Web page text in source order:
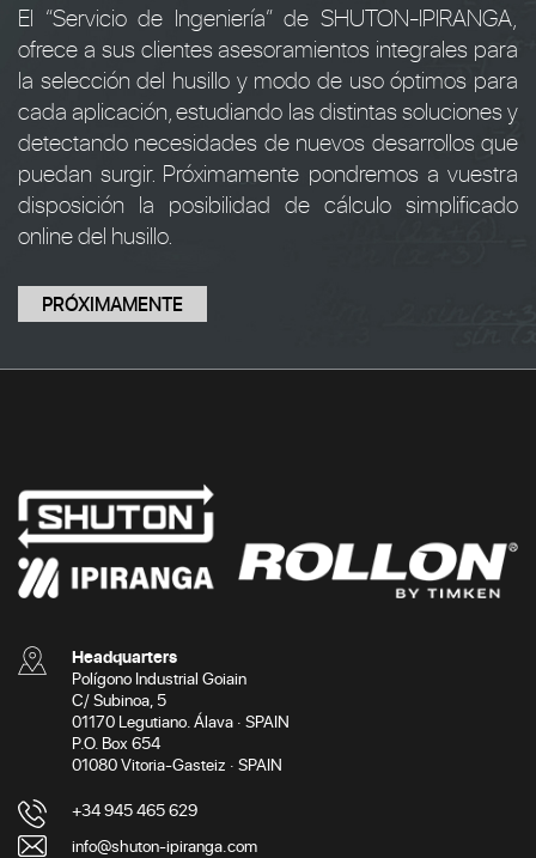
El “Servicio de Ingeniería” de SHUTON-IPIRANGA,
ofrece a sus clientes asesoramientos integrales para
la selección del husillo y modo de uso óptimos para
cada aplicación, estudiando las distintas soluciones y
detectando necesidades de nuevos desarrollos que
puedan surgir. Próximamente pondremos a vuestra
disposición la posibilidad de cálculo simplificado
online del husillo.
PRÓXIMAMENTE
Headquarters
Polígono Industrial Goiain
C/ Subinoa, 5
01170 Legutiano. Álava · SPAIN
P.O. Box 654
01080 Vitoria-Gasteiz · SPAIN
+34 945 465 629
info@shuton-ipiranga.com